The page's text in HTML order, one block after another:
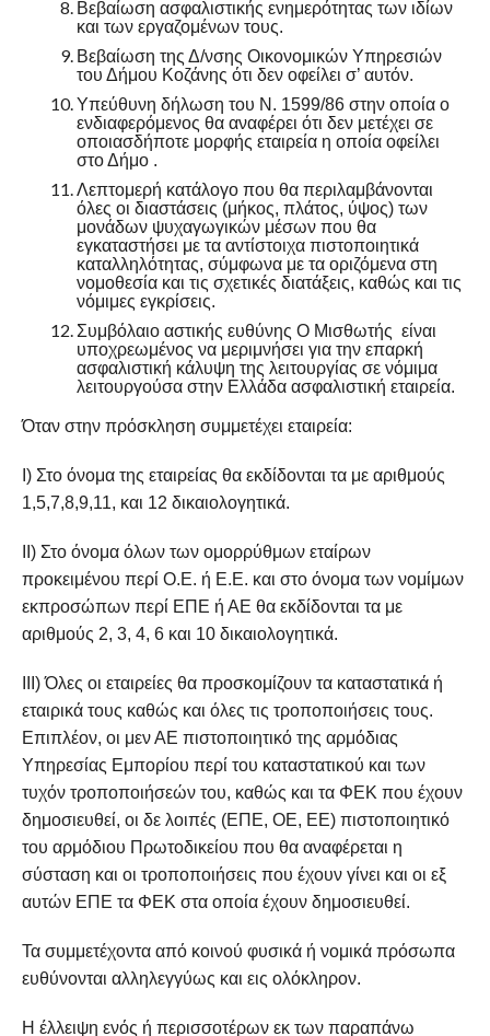
Βεβαίωση ασφαλιστικής ενημερότητας των ιδίων
και των εργαζομένων τους.
Βεβαίωση της Δ/νσης Οικονομικών Υπηρεσιών
του Δήμου Κοζάνης ότι δεν οφείλει σ’ αυτόν.
Υπεύθυνη δήλωση του Ν. 1599/86 στην οποία ο
ενδιαφερόμενος θα αναφέρει ότι δεν μετέχει σε
οποιασδήποτε μορφής εταιρεία η οποία οφείλει
στο Δήμο .
Λεπτομερή κατάλογο που θα περιλαμβάνονται
όλες οι διαστάσεις (μήκος, πλάτος, ύψος) των
μονάδων ψυχαγωγικών μέσων που θα
εγκαταστήσει με τα αντίστοιχα πιστοποιητικά
καταλληλότητας, σύμφωνα με τα οριζόμενα στη
νομοθεσία και τις σχετικές διατάξεις, καθώς και τις
νόμιμες εγκρίσεις.
Συμβόλαιο αστικής ευθύνης Ο Μισθωτής είναι
υποχρεωμένος να μεριμνήσει για την επαρκή
ασφαλιστική κάλυψη της λειτουργίας σε νόμιμα
λειτουργούσα στην Ελλάδα ασφαλιστική εταιρεία.
Όταν στην πρόσκληση συμμετέχει εταιρεία:
Ι) Στο όνομα της εταιρείας θα εκδίδονται τα με αριθμούς
1,5,7,8,9,11, και 12 δικαιολογητικά.
ΙΙ) Στο όνομα όλων των ομορρύθμων εταίρων
προκειμένου περί Ο.Ε. ή Ε.Ε. και στο όνομα των νομίμων
εκπροσώπων περί ΕΠΕ ή ΑΕ θα εκδίδονται τα με
αριθμούς 2, 3, 4, 6 και 10 δικαιολογητικά.
ΙΙΙ) Όλες οι εταιρείες θα προσκομίζουν τα καταστατικά ή
εταιρικά τους καθώς και όλες τις τροποποιήσεις τους.
Επιπλέον, οι μεν ΑΕ πιστοποιητικό της αρμόδιας
Υπηρεσίας Εμπορίου περί του καταστατικού και των
τυχόν τροποποιήσεών του, καθώς και τα ΦΕΚ που έχουν
δημοσιευθεί, οι δε λοιπές (ΕΠΕ, ΟΕ, ΕΕ) πιστοποιητικό
του αρμόδιου Πρωτοδικείου που θα αναφέρεται η
σύσταση και οι τροποποιήσεις που έχουν γίνει και οι εξ
αυτών ΕΠΕ τα ΦΕΚ στα οποία έχουν δημοσιευθεί.
Τα συμμετέχοντα από κοινού φυσικά ή νομικά πρόσωπα
ευθύνονται αλληλεγγύως και εις ολόκληρον.
Η έλλειψη ενός ή περισσοτέρων εκ των παραπάνω